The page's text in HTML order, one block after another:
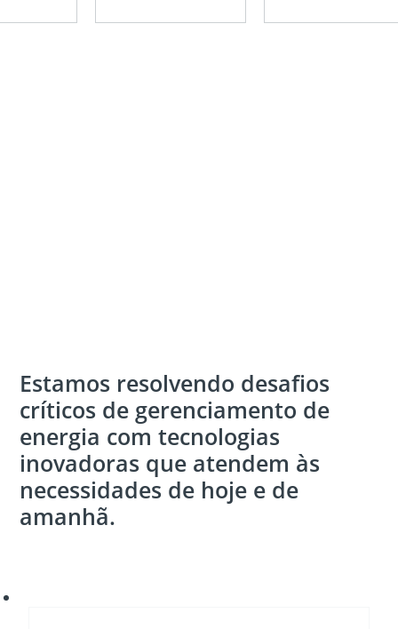
Estamos resolvendo desafios
críticos de gerenciamento de
energia com tecnologias
inovadoras que atendem às
necessidades de hoje e de
amanhã.